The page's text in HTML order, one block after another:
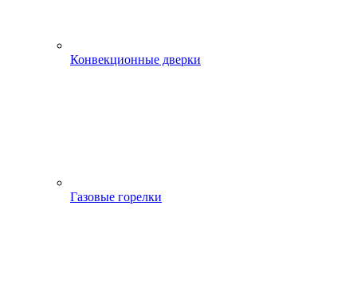
Конвекционные дверки
Газовые горелки